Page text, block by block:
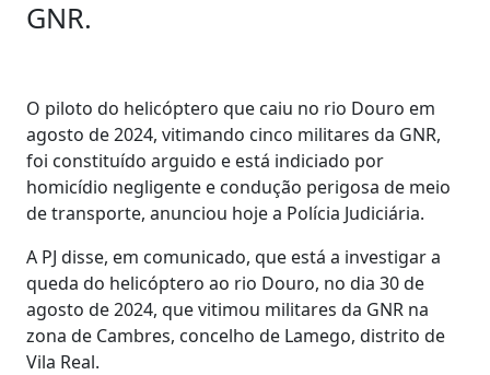
GNR.
O piloto do helicóptero que caiu no rio Douro em
agosto de 2024, vitimando cinco militares da GNR,
foi constituído arguido e está indiciado por
homicídio negligente e condução perigosa de meio
de transporte, anunciou hoje a Polícia Judiciária.
A PJ disse, em comunicado, que está a investigar a
queda do helicóptero ao rio Douro, no dia 30 de
agosto de 2024, que vitimou militares da GNR na
zona de Cambres, concelho de Lamego, distrito de
Vila Real.